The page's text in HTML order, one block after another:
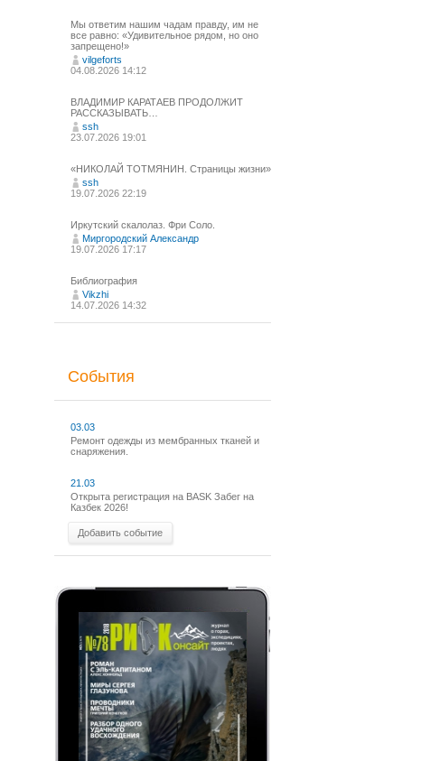
Мы ответим нашим чадам правду, им не
все равно: «Удивительное рядом, но оно
запрещено!»
vilgeforts
04.08.2026 14:12
ВЛАДИМИР КАРАТАЕВ ПРОДОЛЖИТ
РАССКАЗЫВАТЬ…
ssh
23.07.2026 19:01
«НИКОЛАЙ ТОТМЯНИН. Страницы жизни»
ssh
19.07.2026 22:19
Иркутский скалолаз. Фри Соло.
Миргородский Александр
19.07.2026 17:17
Библиография
Vikzhi
14.07.2026 14:32
События
03.03
Ремонт одежды из мембранных тканей и
снаряжения.
21.03
Открыта регистрация на BASK Забег на
Казбек 2026!
Добавить событие